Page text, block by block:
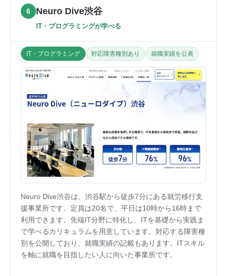
6 Neuro Dive渋谷
IT・プログラミングが学べる
IT・プログラミング 対応障害種別あり 就職実績を公表
Neuro Dive渋谷は、渋谷駅から徒歩7分にある就労移行支
援事業所です。定員は20名で、平日は10時から16時まで
利用できます。先端IT分野に特化し、ITを基礎から実践ま
で学べるカリキュラムを用意しています。対応する障害種
別を公開しており、就職実績の記載もあります。ITスキル
を軸に就職を目指したい人に向いた事業所です。